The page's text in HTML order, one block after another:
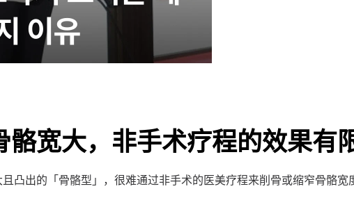
骼宽大，非手术疗程的效果有
凸出的「骨骼型」，很难通过非手术的医美疗程来削骨或缩窄骨骼